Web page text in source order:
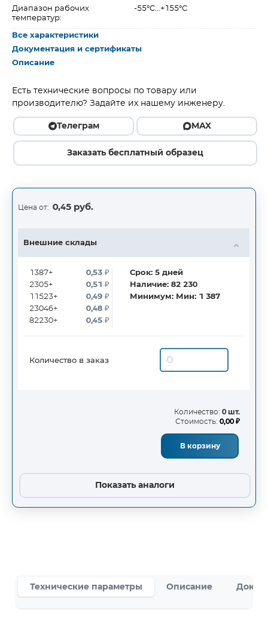
Диапазон рабочих
температур:
-55°C...+155°C
Все характеристики
Документация и сертификаты
Описание
Есть технические вопросы по товару или
производителю? Задайте их нашему инженеру.
Телеграм MAX
Заказать бесплатный образец
Цена от: 0,45 руб.
Внешние склады
1387+
2305+
11523+
23046+
82230+
0,53₽
0,51₽
0,49₽
0,48₽
0,45₽
Срок:5дней
Наличие:82 230
Минимум: Мин: 1 387
Количество в заказ
Количество: 0 шт.
Стоимость: 0,00 ₽
В корзину
Показать аналоги
Технические параметры Описание